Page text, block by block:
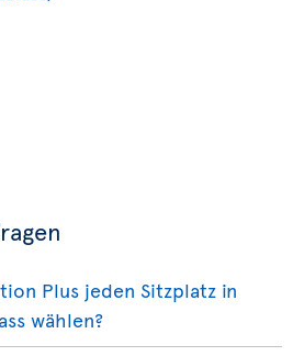
Plus jeden Sitzplatz in
wählen?